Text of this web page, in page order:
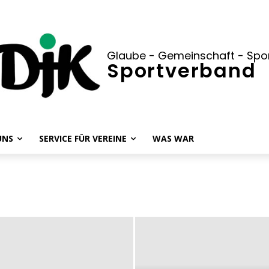
Glaube - Gemeinschaft -
Sportverband
SERVICE FÜR VEREINE WAS WAR